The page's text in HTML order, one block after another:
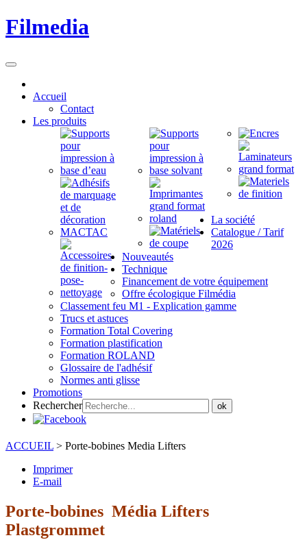
Filmedia
Accueil
Contact
Les produits
La société
Catalogue / Tarif
2026
Nouveautés
Technique
Financement de votre équipement
Offre écologique Filmédia
Classement feu M1 - Explication gamme
Trucs et astuces
Formation Total Covering
Formation plastification
Formation ROLAND
Glossaire de l'adhésif
Normes anti glisse
Promotions
Rechercher
ok
ACCUEIL > Porte-bobines Media Lifters
Imprimer
E-mail
Porte-bobines Média Lifters
Plastgrommet